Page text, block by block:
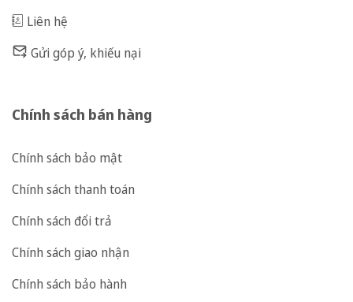
Liên hệ
Gửi góp ý, khiếu nại
Chính sách bán hàng
Chính sách bảo mật
Chính sách thanh toán
Chính sách đổi trả
Chính sách giao nhận
Chính sách bảo hành